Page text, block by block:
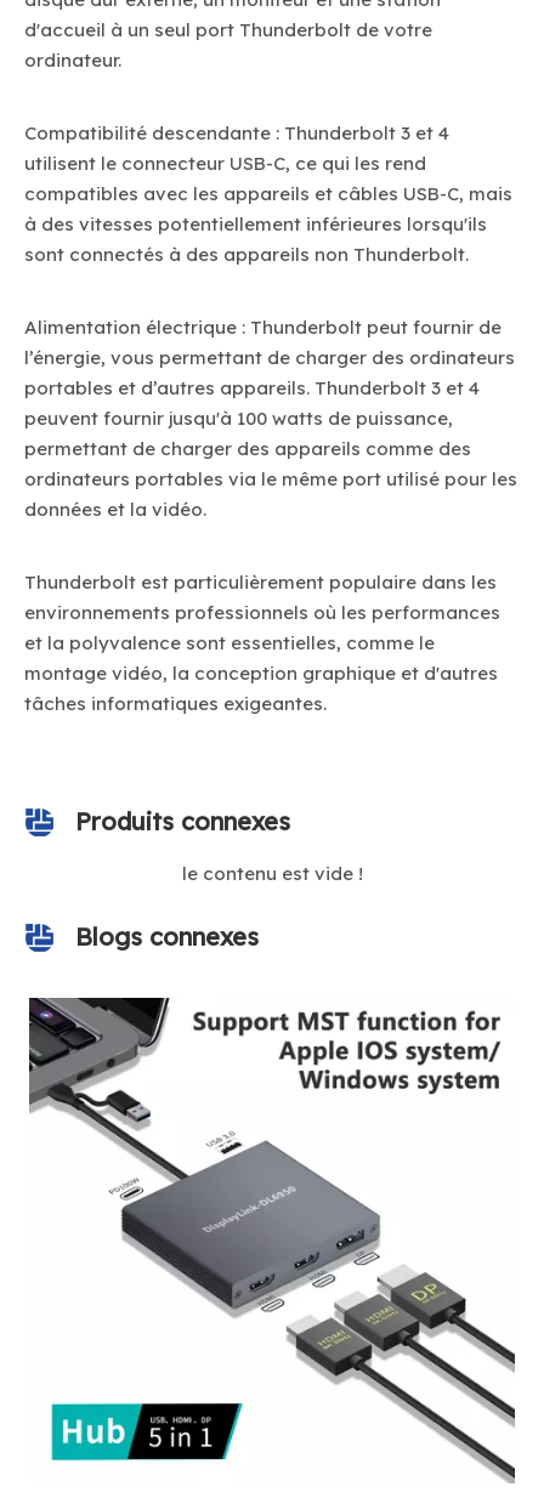
d'accueil à un seul port Thunderbolt de votre
ordinateur.
Compatibilité descendante : Thunderbolt 3 et 4
utilisent le connecteur USB-C, ce qui les rend
compatibles avec les appareils et câbles USB-C, mais
à des vitesses potentiellement inférieures lorsqu'ils
sont connectés à des appareils non Thunderbolt.
Alimentation électrique : Thunderbolt peut fournir de
l’énergie, vous permettant de charger des ordinateurs
portables et d’autres appareils. Thunderbolt 3 et 4
peuvent fournir jusqu'à 100 watts de puissance,
permettant de charger des appareils comme des
ordinateurs portables via le même port utilisé pour les
données et la vidéo.
Thunderbolt est particulièrement populaire dans les
environnements professionnels où les performances
et la polyvalence sont essentielles, comme le
montage vidéo, la conception graphique et d'autres
tâches informatiques exigeantes.
Produits connexes
le contenu est vide !
Blogs connexes